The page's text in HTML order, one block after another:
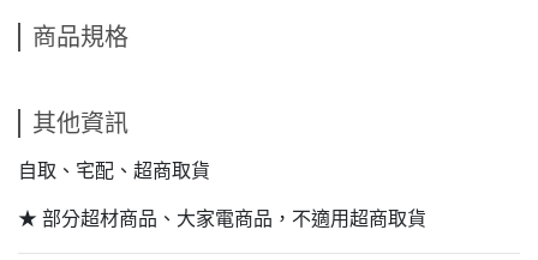
商品規格
其他資訊
自取、宅配、超商取貨
★ 部分超材商品、大家電商品，不適用超商取貨